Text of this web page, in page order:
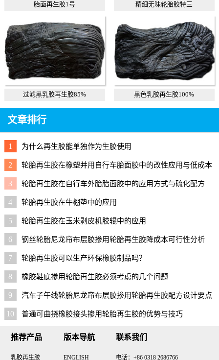
胎面再生胶1号 精细无味轮胎胶特三
过滤黑乳胶再生胶85% 黑色乳胶再生胶100%
文章排行
1 为什么再生胶能单独作为生胶使用
2
轮胎再生胶在橡塑并用自行车胎面胶中的改性应用与低成本
配方
3 轮胎再生胶在自行车外胎胎面胶中的应用方式与硫化配方
4 轮胎再生胶在牛棚垫中的应用
5 轮胎再生胶在玉米剥皮机胶辊中的应用
6 钢丝轮胎尼龙帘布层胶掺用轮胎再生胶降成本可行性分析
7 轮胎再生胶可以生产环保橡胶制品吗？
8 橡胶鞋底掺用轮胎再生胶必须考虑的几个问题
9
汽车子午线轮胎尼龙帘布层胶掺用轮胎再生胶配方设计要点
与实用配方
10 普通可曲挠橡胶接头掺用轮胎再生胶的优势与技巧
推荐产品
乳胶再生胶
版本导航
ENGLISH
联系我们
电话：+86 0318 2686766